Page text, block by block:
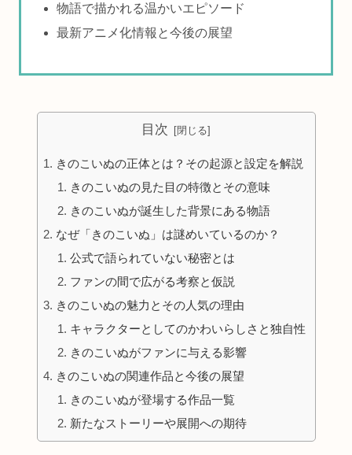
物語で描かれる温かいエピソード
最新アニメ化情報と今後の展望
目次
きのこいぬの正体とは？その起源と設定を解説
きのこいぬの見た目の特徴とその意味
きのこいぬが誕生した背景にある物語
なぜ「きのこいぬ」は謎めいているのか？
公式で語られていない秘密とは
ファンの間で広がる考察と仮説
きのこいぬの魅力とその人気の理由
キャラクターとしてのかわいらしさと独自性
きのこいぬがファンに与える影響
きのこいぬの関連作品と今後の展望
きのこいぬが登場する作品一覧
新たなストーリーや展開への期待